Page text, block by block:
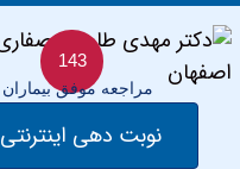
143
مراجعه موفق بیماران
نوبت دهی اینترنتی